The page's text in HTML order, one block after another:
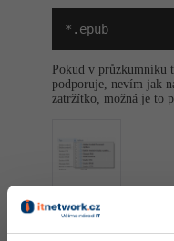
Best practices
Projektový
Databázový
Copywriter
SEO
SQL
-80%
Algoritmy -41%
Umělá
Pro děti
-80%
Google
Time
Windows
Linux
Sítě
*.epub
Pokud v průzkumníku
podporuje, nevím jak
zatržítko, možná je to
Nahoru